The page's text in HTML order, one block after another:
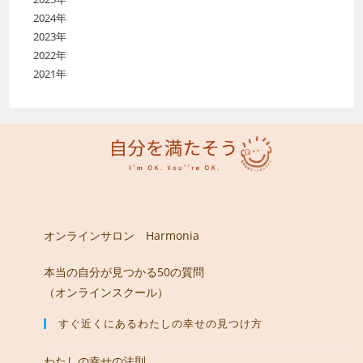
2024年
2023年
2022年
2021年
オンラインサロン Harmonia
本当の自分が見つかる50の質問
（オンラインスクール）
すぐ近くにあるわたしの幸せの見つけ方